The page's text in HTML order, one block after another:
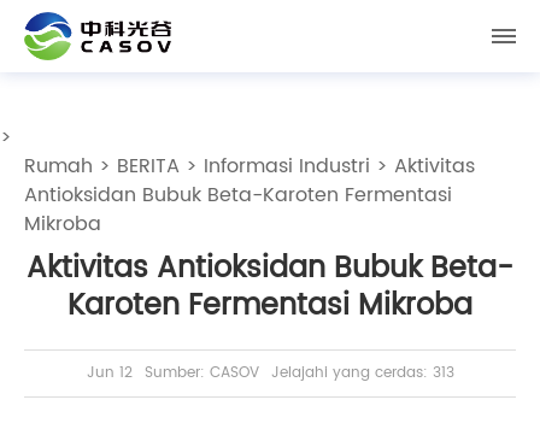
>
Rumah > BERITA > Informasi Industri > Aktivitas
Antioksidan Bubuk Beta-Karoten Fermentasi
Mikroba
Aktivitas Antioksidan Bubuk Beta-
Karoten Fermentasi Mikroba
Jun 12 Sumber: CASOV Jelajahi yang cerdas: 313